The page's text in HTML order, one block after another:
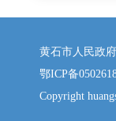
黄石市人民政
鄂ICP备
Copyright